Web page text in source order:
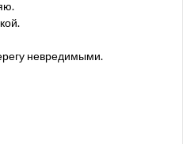
невредимыми.